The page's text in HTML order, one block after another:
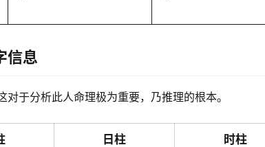
信息
于分析此人命理极为重要，乃推理的根本。
日柱 时柱